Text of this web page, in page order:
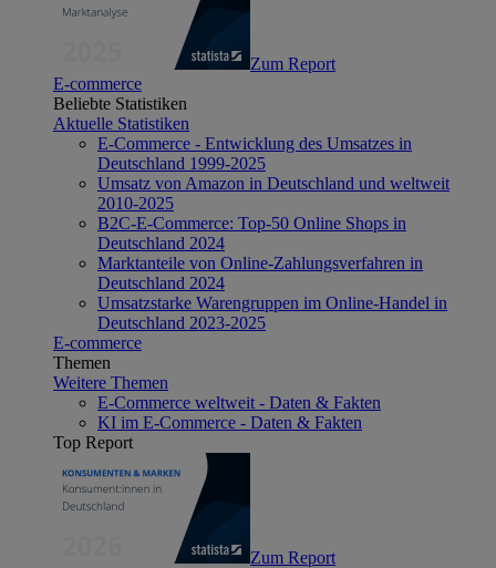
Zum Report
E-commerce
Beliebte Statistiken
Aktuelle Statistiken
E-Commerce - Entwicklung des Umsatzes in
Deutschland 1999-2025
Umsatz von Amazon in Deutschland und weltweit
2010-2025
B2C-E-Commerce: Top-50 Online Shops in
Deutschland 2024
Marktanteile von Online-Zahlungsverfahren in
Deutschland 2024
Umsatzstarke Warengruppen im Online-Handel in
Deutschland 2023-2025
E-commerce
Themen
Weitere Themen
E-Commerce weltweit - Daten & Fakten
KI im E-Commerce - Daten & Fakten
Top Report
Zum Report